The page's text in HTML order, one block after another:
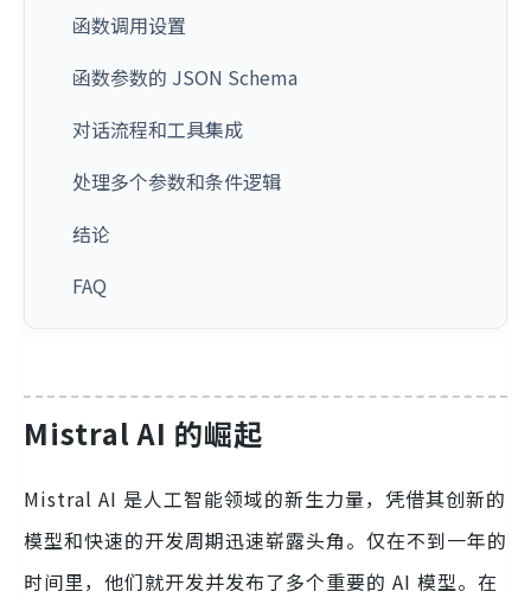
函数调用设置
函数参数的 JSON Schema
对话流程和工具集成
处理多个参数和条件逻辑
结论
FAQ
Mistral AI 的崛起
Mistral AI 是人工智能领域的新生力量，凭借其创新的
模型和快速的开发周期迅速崭露头角。仅在不到一年的
时间里，他们就开发并发布了多个重要的 AI 模型。在